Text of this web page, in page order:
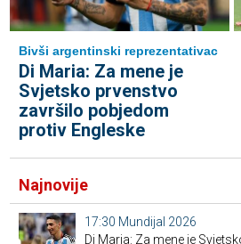
Bivši argentinski reprezentativac
Di Maria: Za mene je
Svjetsko prvenstvo
završilo pobjedom
protiv Engleske
Najnovije
17:30 Mundijal 2026
Di Maria: Za mene je